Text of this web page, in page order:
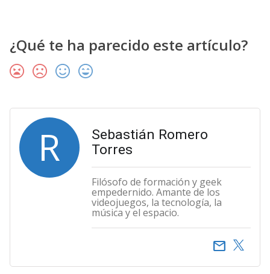
¿Qué te ha parecido este artículo?
R
Sebastián Romero
Torres
Filósofo de formación y geek
empedernido. Amante de los
videojuegos, la tecnología, la
música y el espacio.
email